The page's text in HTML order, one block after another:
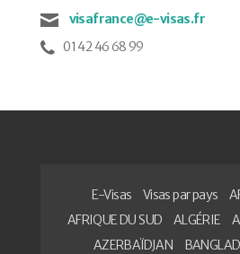
visafrance@e-visas.fr
01 42 46 68 99
E-Visas Visas par pays
AFRIQUE DU SUD
ALGÉRIE
AZERBAÏDJAN